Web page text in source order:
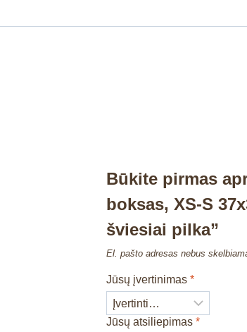
Būkite pirmas
boksas, XS-S
šviesiai pilka”
El. pašto adresas nebus
Jūsų įvertinimas*
Jūsų atsiliepimas*